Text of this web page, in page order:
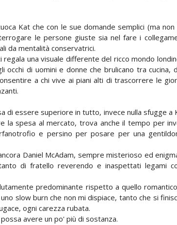
Kat che con le sue domande semplici (ma
le persone giuste sia nel fare i
da mentalità conservatrici.
regala una visuale differente del ricco mondo
occhi di uomini e donne che brulicano tra cucina,
a chi vive ai piani alti di trascorrere le
di essere superiore in tutto, invece nulla sfugge
la spesa al mercato, trova anche il tempo per
e persino per posare per una
Daniel McAdam, sempre misterioso ed
di fratello reverendo e inaspettati legami
predominante rispetto a quello
slow burn che non mi dispiace, tanto che si
ogni carezza rubata.
avere un po' più di sostanza.